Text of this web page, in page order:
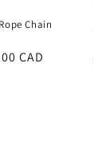
Chain
CAD